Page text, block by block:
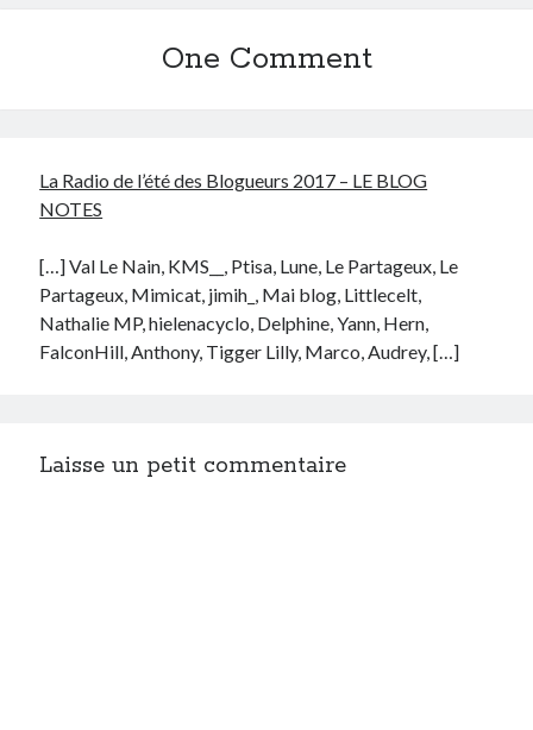
One Comment
La Radio de l’été des Blogueurs 2017 – LE BLOG
NOTES
[…] Val Le Nain, KMS__, Ptisa, Lune, Le Partageux, Le
Partageux, Mimicat, jimih_, Mai blog, Littlecelt,
Nathalie MP, hielenacyclo, Delphine, Yann, Hern,
FalconHill, Anthony, Tigger Lilly, Marco, Audrey, […]
Laisse un petit commentaire